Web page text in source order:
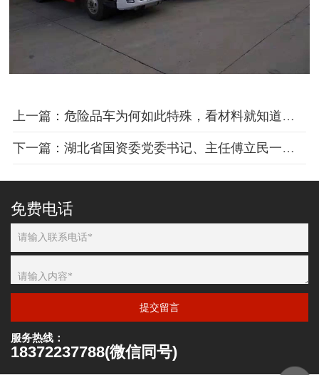
上一篇：危险品车为何如此特殊，看材料就知道了！
下一篇：湖北省国资委党委书记、主任傅立民一行莅临程力集团考察工作
免费电话
提交留言
服务热线：
18372237788(微信同号)